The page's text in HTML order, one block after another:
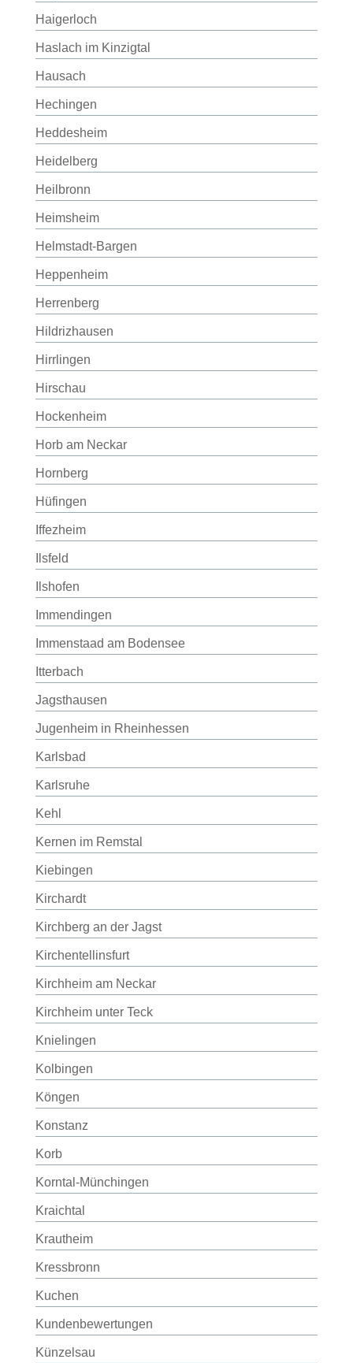
Haigerloch
Haslach im Kinzigtal
Hausach
Hechingen
Heddesheim
Heidelberg
Heilbronn
Heimsheim
Helmstadt-Bargen
Heppenheim
Herrenberg
Hildrizhausen
Hirrlingen
Hirschau
Hockenheim
Horb am Neckar
Hornberg
Hüfingen
Iffezheim
Ilsfeld
Ilshofen
Immendingen
Immenstaad am Bodensee
Itterbach
Jagsthausen
Jugenheim in Rheinhessen
Karlsbad
Karlsruhe
Kehl
Kernen im Remstal
Kiebingen
Kirchardt
Kirchberg an der Jagst
Kirchentellinsfurt
Kirchheim am Neckar
Kirchheim unter Teck
Knielingen
Kolbingen
Köngen
Konstanz
Korb
Korntal-Münchingen
Kraichtal
Krautheim
Kressbronn
Kuchen
Kundenbewertungen
Künzelsau